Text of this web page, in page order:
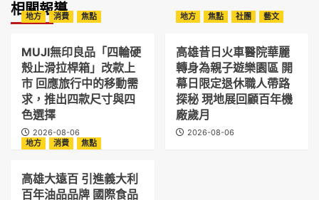
相關報導
地方 消費 焦點
MUJI無印良品「四輪硬
殼止滑拉桿箱」改款上
市 回應旅行中的移動需
求，推出四款尺寸與四
色選擇
2026-08-06
地方 焦點 社團 藝文
高雄昔日火車醫院華麗
轉身為親子遊樂園區 開
幕日限定退休職人帶路
探秘 現地展回顧百年機
廠歲月
2026-08-06
地方
消費 焦點
高雄大遠百 引進義大利
百年油品品牌 國際食品